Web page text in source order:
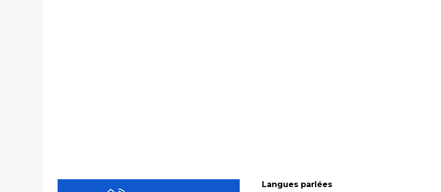
Langues parlées
Langues parlées